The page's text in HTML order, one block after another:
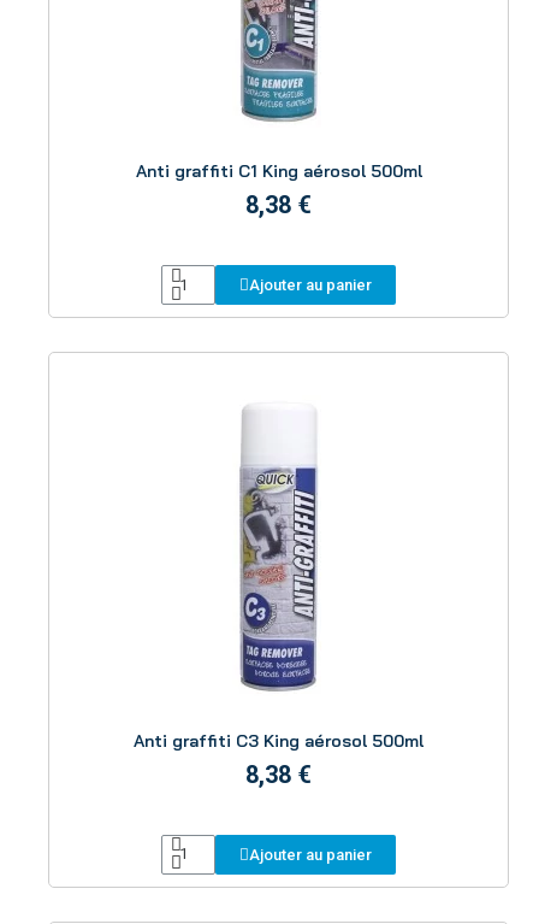
Anti graffiti C1 King aérosol 500ml
8,38 €
Ajouter au panier
Anti graffiti C3 King aérosol 500ml
8,38 €
Ajouter au panier